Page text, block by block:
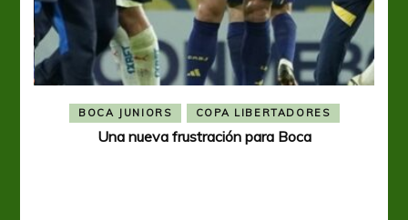
BOCA JUNIORS COPA LIBERTADORES
Una nueva frustración para Boca